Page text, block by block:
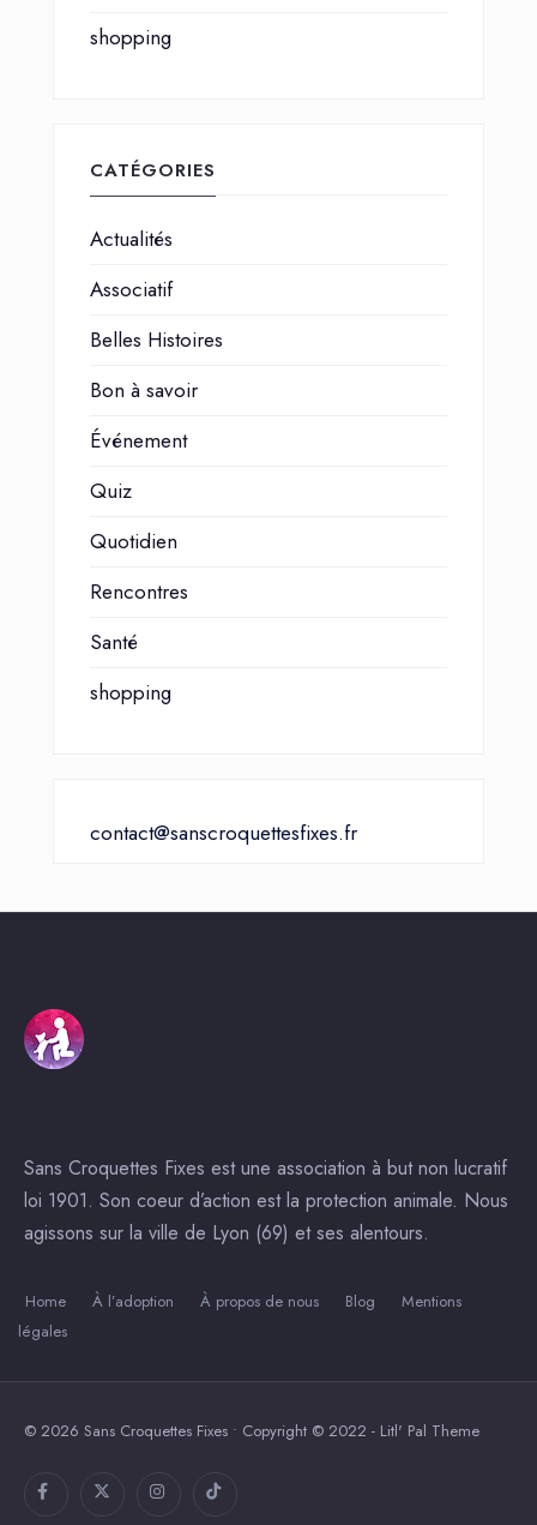
shopping
CATÉGORIES
Actualités
Associatif
Belles Histoires
Bon à savoir
Événement
Quiz
Quotidien
Rencontres
Santé
shopping
contact@sanscroquettesfixes.fr
Sans Croquettes Fixes est une association à but non lucratif
loi 1901. Son coeur d’action est la protection animale. Nous
agissons sur la ville de Lyon (69) et ses alentours.
Home À l’adoption À propos de nous Blog
Mentions
légales
© 2026 Sans Croquettes Fixes • Copyright © 2022 - Litl' Pal Theme